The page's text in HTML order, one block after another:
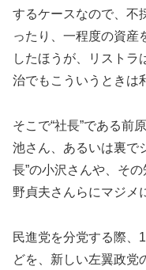
するケースなので、不
ったり、一程度の資産
したほうが、リストラ
治でもこういうときは
そこで“社長”である前
池さん、あるいは裏で
長”の小沢さんや、そ
野貞夫さんらにマジメ
民進党を分党する際、
どを、新しい左翼政党